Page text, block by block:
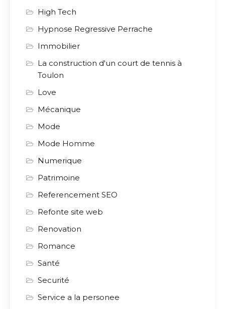
High Tech
Hypnose Regressive Perrache
Immobilier
La construction d'un court de tennis à
Toulon
Love
Mécanique
Mode
Mode Homme
Numerique
Patrimoine
Referencement SEO
Refonte site web
Renovation
Romance
Santé
Securité
Service a la personee